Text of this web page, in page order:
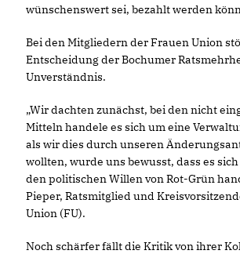
wünschenswert sei, bezahlt werden
Bei den Mitgliedern der Frauen Union
Entscheidung der Bochumer
Unverständnis.
Wir dachten zunächst, bei den nicht
Mitteln handele es sich um eine
als wir dies durch unseren
wollten, wurde uns bewusst, dass es
den politischen Willen von Rot-Grün
Pieper, Ratsmitglied und
Union (FU).
Noch schärfer fällt die Kritik von ihrer